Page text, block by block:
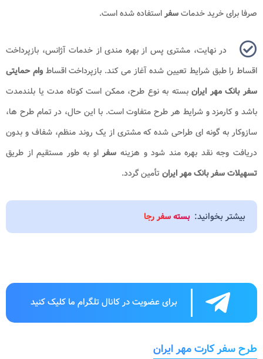
صرفا برای خرید خدماتسفراستفاده شده است.
در نهایت، مشتری پس از بهره مندی از خدمات آژانس، بازپرداخت
اقساط را طبق شرایط تعیین شده آغاز می کند. بازپرداخت اقساطوام حمایتی
سفر بانک مهر ایرانبسته به نوع طرح، ممکن است کوتاه مدت یا بلندمدت
باشد و کارمزد و شرایط هر طرح متفاوت است. با این حال، در تمام طرح ها،
سازوکار به گونه ای طراحی شده که مشتری از یک روند منظم، شفاف و بدون
دریافت وجه نقد بهره مند شود و هزینه سفراو به طور مستقیم از طریق
تسهیلات سفر بانک مهر ایران تأمین گردد.
بیشتر بخوانید: بسته سفر رجا
برای عضویت در کانال تلگرام ما کلیک کنید
طرح سفر کارت مهر ایران